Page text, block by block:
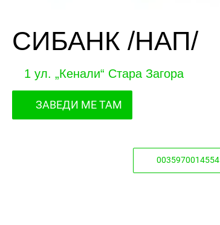
СИБАНК /НАП/
1 ул. „Кенали“ Стара Загора
ЗАВЕДИ МЕ ТАМ
0035970014554